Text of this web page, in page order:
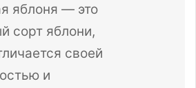
яблоня — это
сорт яблони,
своей
и